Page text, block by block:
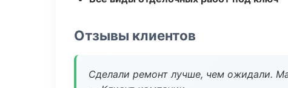
Отзывы клиентов
Сделали ремонт лучше, чем ожидали.